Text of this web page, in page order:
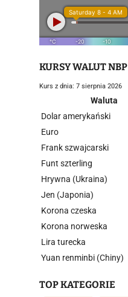
KURSY WALUT NBP
Kurs z dnia: 7 sierpnia 2026
Waluta
Dolar amerykański
Euro
Frank szwajcarski
Funt szterling
Hrywna (Ukraina)
Jen (Japonia)
Korona czeska
Korona norweska
Lira turecka
Yuan renminbi (Chiny)
TOP KATEGORIE